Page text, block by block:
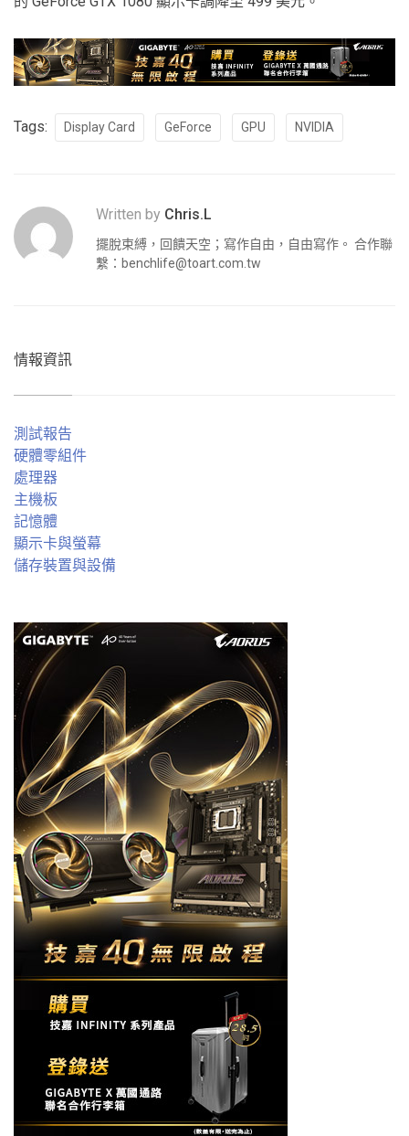
Tags: Display Card GeForce GPU NVIDIA
Written by Chris.L
擺脫束縛，回饋天空；寫作自由，自由寫作。 合作聯
繫： benchlife@toart.com.tw
情報資訊
測試報告
硬體零組件
處理器
主機板
記憶體
顯示卡與螢幕
儲存裝置與設備